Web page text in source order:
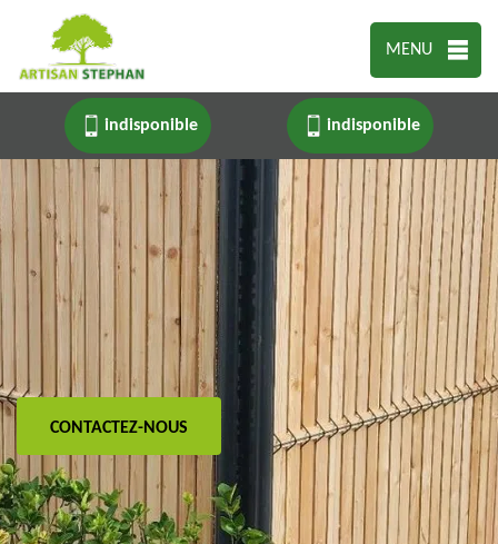
MENU
indisponible indisponible
CONTACTEZ-NOUS